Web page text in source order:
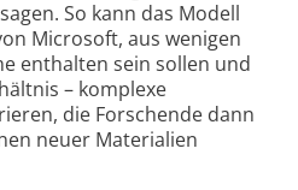
So kann das Modell
Microsoft, aus wenigen
enthalten sein sollen und
– komplexe
die Forschende dann
neuer Materialien